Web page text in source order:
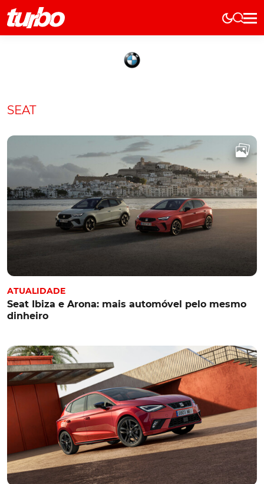
Elétricos
Marcas
Comerciais
Curiosidades
Elétricos
Técnica
Testes
SEAT
ATUALIDADE
Seat Ibiza e Arona: mais automóvel pelo mesmo
dinheiro